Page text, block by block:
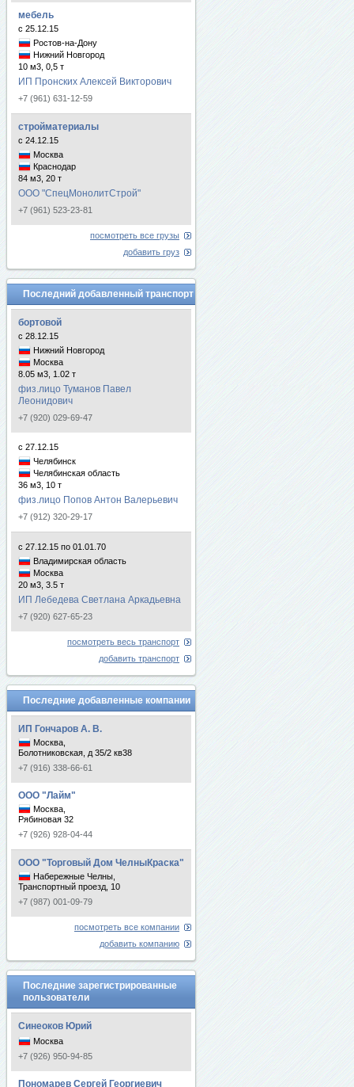
мебель
с 25.12.15
Ростов-на-Дону
Нижний Новгород
10 м3, 0,5 т
ИП Пронских Алексей Викторович
+7 (961) 631-12-59
стройматериалы
с 24.12.15
Москва
Краснодар
84 м3, 20 т
ООО "СпецМонолитСтрой"
+7 (961) 523-23-81
посмотреть все грузы
добавить груз
Последний добавленный транспорт
бортовой
с 28.12.15
Нижний Новгород
Москва
8.05 м3, 1.02 т
физ.лицо Туманов Павел
Леонидович
+7 (920) 029-69-47
с 27.12.15
Челябинск
Челябинская область
36 м3, 10 т
физ.лицо Попов Антон Валерьевич
+7 (912) 320-29-17
с 27.12.15 по 01.01.70
Владимирская область
Москва
20 м3, 3.5 т
ИП Лебедева Светлана Аркадьевна
+7 (920) 627-65-23
посмотреть весь транспорт
добавить транспорт
Последние добавленные компании
ИП Гончаров А. В.
Москва,
Болотниковская, д 35/2 кв38
+7 (916) 338-66-61
ООО "Лайм"
Москва,
Рябиновая 32
+7 (926) 928-04-44
ООО "Торговый Дом ЧелныКраска"
Набережные Челны,
Транспортный проезд, 10
+7 (987) 001-09-79
посмотреть все компании
добавить компанию
Последние зарегистрированные
пользователи
Синеоков Юрий
Москва
+7 (926) 950-94-85
Пономарев Сергей Георгиевич